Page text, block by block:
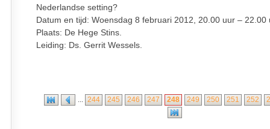
Nederlandse setting?
Datum en tijd: Woensdag 8 februari 2012, 20.00 uur – 22.00
Plaats: De Hege Stins.
Leiding: Ds. Gerrit Wessels.
... 244 245 246 247 248 249 250 251 252